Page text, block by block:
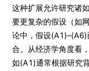
这种扩展允许研究诸
要更复杂的假设（如
论中，假设(A1)–(A6)
合。从经济学角度看
如(A1)通常根据研究